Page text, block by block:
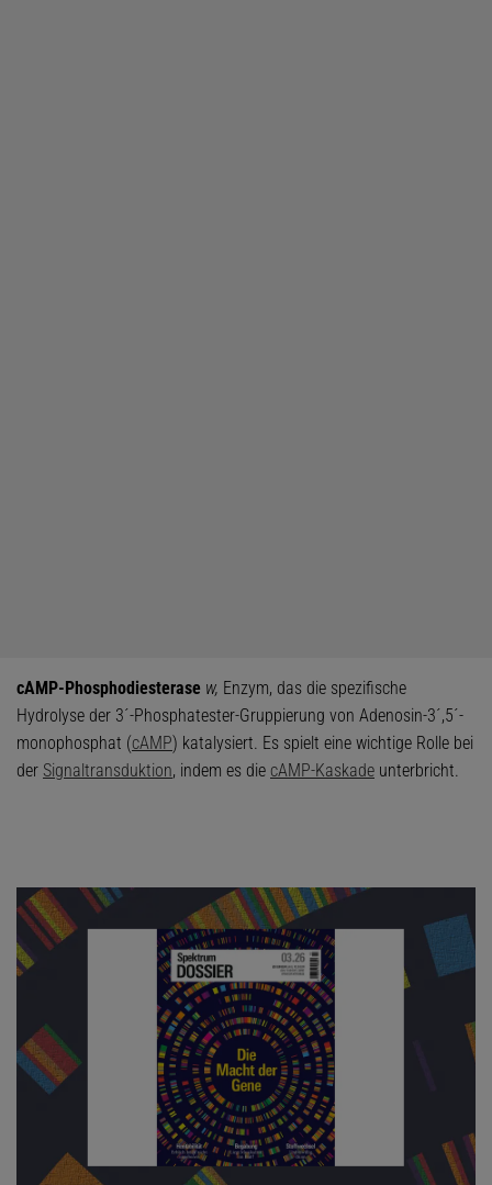
cAMP-Phosphodiesterase w, Enzym, das die spezifische
Hydrolyse der 3´-Phosphatester-Gruppierung von Adenosin-3´,5´-
monophosphat (cAMP) katalysiert. Es spielt eine wichtige Rolle bei
der Signaltransduktion, indem es die cAMP-Kaskade unterbricht.